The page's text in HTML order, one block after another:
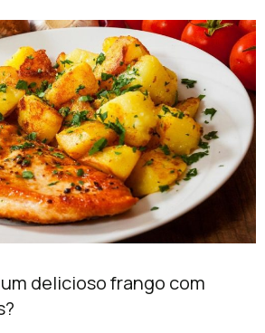
delicioso frango com